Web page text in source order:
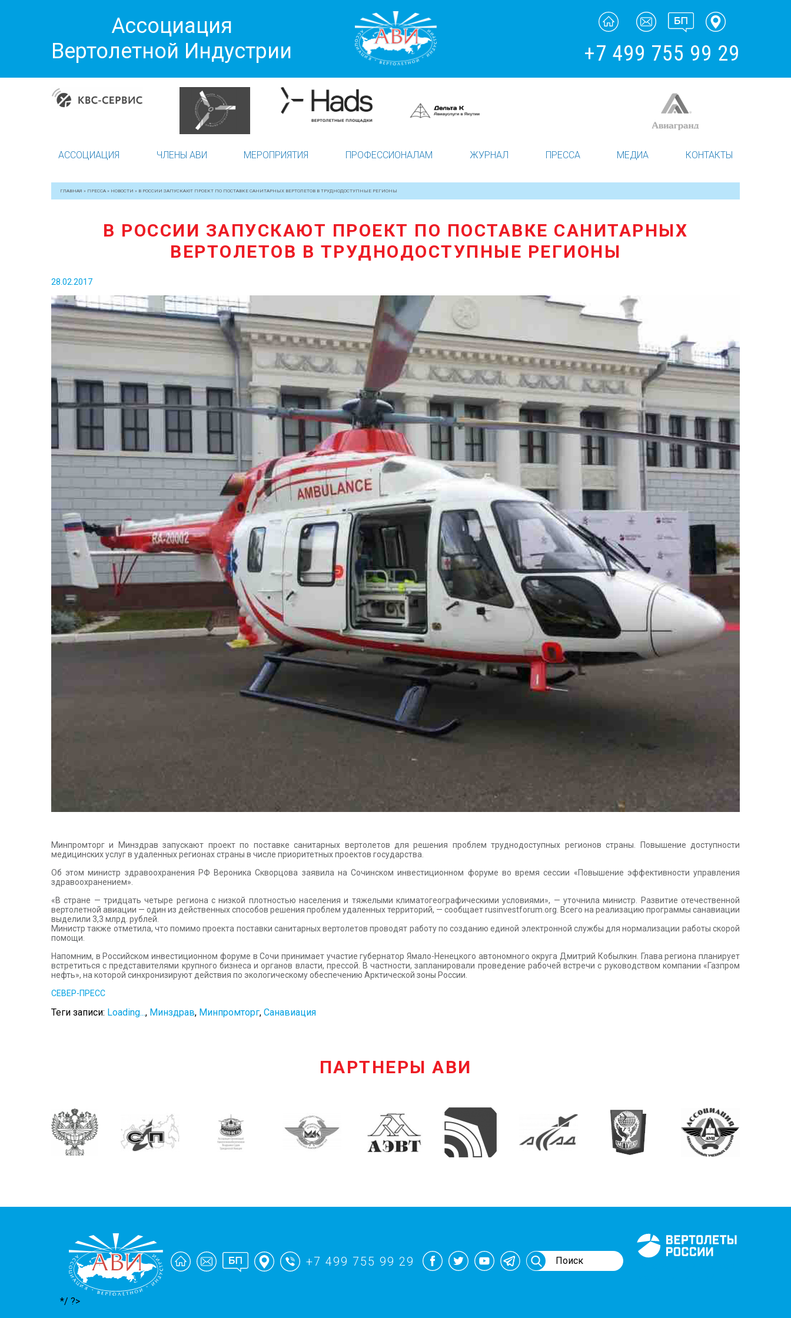
Ассоциация
Вертолетной Индустрии
+7 499 755 99 29
АССОЦИАЦИЯ ЧЛЕНЫ АВИ МЕРОПРИЯТИЯ ПРОФЕССИОНАЛАМ ЖУРНАЛ ПРЕССА МЕДИА КОНТАКТЫ
ГЛАВНАЯ » ПРЕССА » НОВОСТИ » В РОССИИ ЗАПУСКАЮТ ПРОЕКТ ПО ПОСТАВКЕ САНИТАРНЫХ ВЕРТОЛЕТОВ В ТРУДНОДОСТУПНЫЕ РЕГИОНЫ
В РОССИИ ЗАПУСКАЮТ ПРОЕКТ ПО ПОСТАВКЕ САНИТАРНЫХ
ВЕРТОЛЕТОВ В ТРУДНОДОСТУПНЫЕ РЕГИОНЫ
28.02.2017
Минпромторг и Минздрав запускают проект по поставке санитарных вертолетов для решения проблем труднодоступных регионов страны. Повышение доступности
медицинских услуг в удаленных регионах страны в числе приоритетных проектов государства.
Об этом министр здравоохранения РФ Вероника Скворцова заявила на Сочинском инвестиционном форуме во время сессии «Повышение эффективности управления
здравоохранением».
«В стране — тридцать четыре региона с низкой плотностью населения и тяжелыми климатогеографическими условиями», — уточнила министр. Развитие отечественной
вертолетной авиации — один из действенных способов решения проблем удаленных территорий, — сообщает rusinvestforum.org. Всего на реализацию программы санавиации
выделили 3,3 млрд. рублей.
Министр также отметила, что помимо проекта поставки санитарных вертолетов проводят работу по созданию единой электронной службы для нормализации работы скорой
помощи.
Напомним, в Российском инвестиционном форуме в Сочи принимает участие губернатор Ямало-Ненецкого автономного округа Дмитрий Кобылкин. Глава региона планирует
встретиться с представителями крупного бизнеса и органов власти, прессой. В частности, запланировали проведение рабочей встречи с руководством компании «Газпром
нефть», на которой синхронизируют действия по экологическому обеспечению Арктической зоны России.
СЕВЕР-ПРЕСС
Теги записи: Loading..., Минздрав, Минпромторг, Санавиация
ПАРТНЕРЫ АВИ
+7 499 755 99 29
*/ ?>